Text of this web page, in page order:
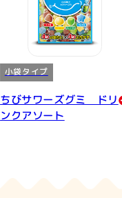
小袋タイプ
ちびサワーズグミ ドリ
ンクアソート